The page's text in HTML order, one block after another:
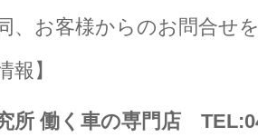
、お客様からのお問合せ
報】
所 働く車の専門店